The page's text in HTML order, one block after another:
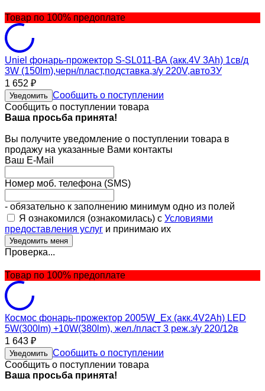
Товар по 100% предоплате
Uniel фонарь-прожектор S-SL011-ВА (акк.4V 3Ah) 1св/д
3W (150lm),черн/пласт,подставка,з/у 220V,автоЗУ
1 652 ₽
Уведомить Сообщить о поступлении
Сообщить о поступлении товара
Ваша просьба принята!
Вы получите уведомление о поступлении товара в
продажу на указанные Вами контакты
Ваш E-Mail
Номер моб. телефона (SMS)
- обязательно к заполнению минимум одно из полей
Я ознакомился (ознакомилась) с Условиями
предоставления услуг и принимаю их
Проверка...
Товар по 100% предоплате
Космос фонарь-прожектор 2005W_Ex (акк.4V2Ah) LED
5W(300lm) +10W(380lm), жел./пласт 3 реж.з/у 220/12в
1 643 ₽
Уведомить Сообщить о поступлении
Сообщить о поступлении товара
Ваша просьба принята!